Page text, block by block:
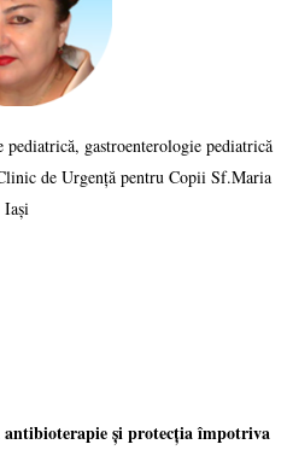
gastroenterologie pediatrică
de Urgență pentru Copii Sf.Maria
Iași
și protecția împotriva